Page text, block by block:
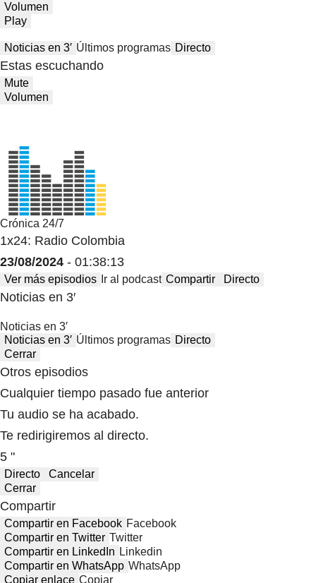
Volumen
Play
Noticias en 3′ Últimos programas Directo
Estas escuchando
Mute
Volumen
Crónica 24/7
1x24: Radio Colombia
23/08/2024 - 01:38:13
Ver más episodios Ir al podcast Compartir Directo
Noticias en 3′
Noticias en 3′
Noticias en 3′ Últimos programas Directo
Cerrar
Otros episodios
Cualquier tiempo pasado fue anterior
Tu audio se ha acabado.
Te redirigiremos al directo.
5 "
Directo
Cancelar
Cerrar
Compartir
Compartir en Facebook Facebook
Compartir en Twitter Twitter
Compartir en LinkedIn Linkedin
Compartir en WhatsApp WhatsApp
Copiar enlace Copiar